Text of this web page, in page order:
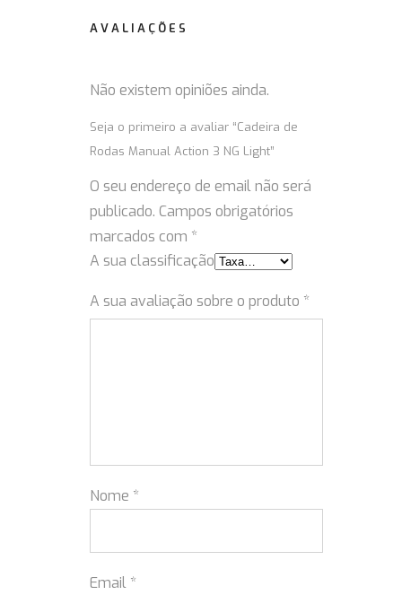
AVALIAÇÕES
Não existem opiniões ainda.
Seja o primeiro a avaliar “Cadeira de
Rodas Manual Action 3 NG Light”
O seu endereço de email não será
publicado. Campos obrigatórios
marcados com *
A sua classificação
A sua avaliação sobre o produto *
Nome *
Email *